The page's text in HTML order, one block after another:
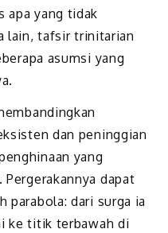
apa yang tidak
lain, tafsir trinitarian
asumsi yang
dan peninggian
yang
dapat
parabola: dari surga ia
ke titik terbawah di